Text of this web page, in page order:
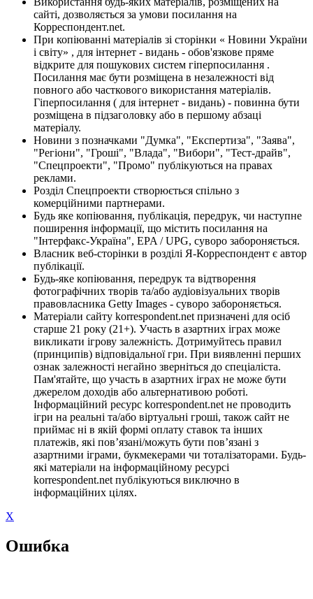
сайті, дозволяється за умови посилання на
Корреспондент.net.
При копіюванні матеріалів зі сторінки « Новини України
і світу» , для інтернет - видань - обов'язкове пряме
відкрите для пошукових систем гіперпосилання .
Посилання має бути розміщена в незалежності від
повного або часткового використання матеріалів.
Гіперпосилання ( для інтернет - видань) - повинна бути
розміщена в підзаголовку або в першому абзаці
матеріалу.
Новини з позначками "Думка", "Експертиза", "Заява",
"Регіони", "Гроші", "Влада", "Вибори", "Тест-драйв",
"Спецпроекти", "Промо" публікуються на правах
реклами.
Розділ Спецпроекти створюється спільно з
комерційними партнерами.
Будь яке копіювання, публікація, передрук, чи наступне
поширення інформації, що містить посилання на
"Інтерфакс-Україна", EPA / UPG, суворо забороняється.
Власник веб-сторінки в розділі Я-Корреспондент є автор
публікації.
Будь-яке копіювання, передрук та відтворення
фотографічних творів та/або аудіовізуальних творів
правовласника Getty Images - суворо забороняється.
Матеріали сайту korrespondent.net призначені для осіб
старше 21 року (21+). Участь в азартних іграх може
викликати ігрову залежність. Дотримуйтесь правил
(принципів) відповідальної гри. При виявленні перших
ознак залежності негайно зверніться до спеціаліста.
Пам'ятайте, що участь в азартних іграх не може бути
джерелом доходів або альтернативою роботі.
Інформаційний ресурс korrespondent.net не проводить
ігри на реальні та/або віртуальні гроші, також сайт не
приймає ні в якій формі оплату ставок та інших
платежів, які пов’язані/можуть бути пов’язані з
азартними іграми, букмекерами чи тоталізаторами. Будь-
які матеріали на інформаційному ресурсі
korrespondent.net публікуються виключно в
інформаційних цілях.
X
Ошибка